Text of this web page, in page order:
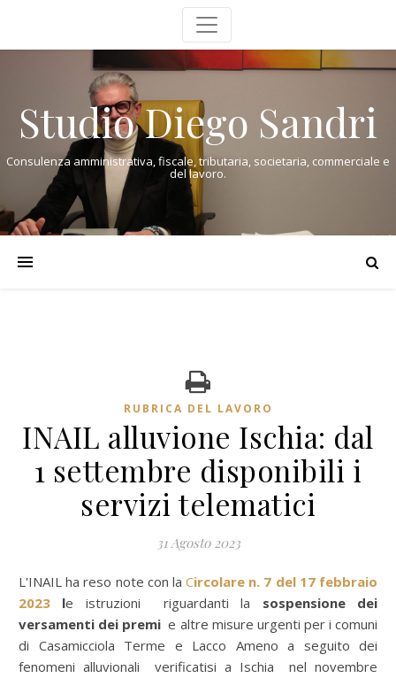
Studio Diego Sandri
Consulenza amministrativa, fiscale, tributaria, societaria, commerciale e
del lavoro.
RUBRICA DEL LAVORO
INAIL alluvione Ischia: dal
1 settembre disponibili i
servizi telematici
31 Agosto 2023
L'INAIL ha reso note con la Circolare n. 7 del 17 febbraio
2023 le istruzioni riguardanti la sospensione dei
versamenti dei premi e altre misure urgenti per i comuni
di Casamicciola Terme e Lacco Ameno a seguito dei
fenomeni alluvionali verificatisi a Ischia nel novembre